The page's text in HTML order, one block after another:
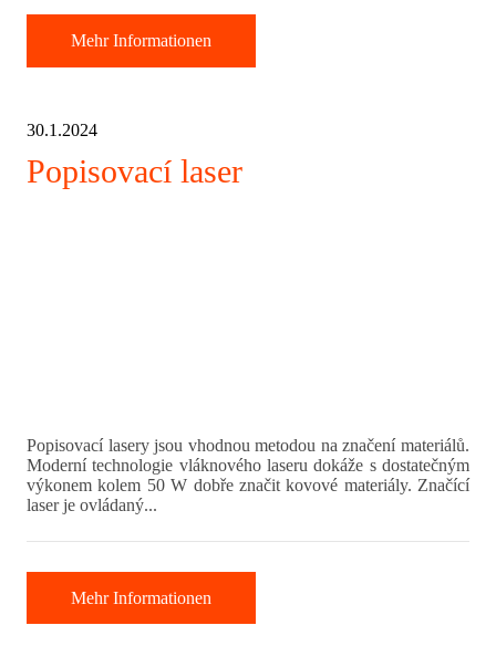
Mehr Informationen
30.1.2024
Popisovací laser
Popisovací lasery jsou vhodnou metodou na značení materiálů.
Moderní technologie vláknového laseru dokáže s dostatečným
výkonem kolem 50 W dobře značit kovové materiály. Značící
laser je ovládaný...
Mehr Informationen